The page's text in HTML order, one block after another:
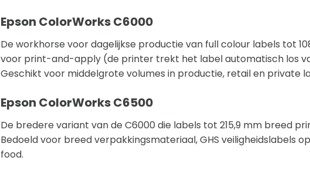
Epson ColorWorks C6000
De workhorse voor dagelijkse productie van full colour labels tot
voor print-and-apply (de printer trekt het label automatisch los
Geschikt voor middelgrote volumes in productie, retail en private
Epson ColorWorks C6500
De bredere variant van de C6000 die labels tot 215,9 mm breed
Bedoeld voor breed verpakkingsmateriaal, GHS veiligheidslabels
food.